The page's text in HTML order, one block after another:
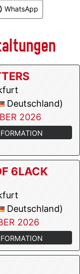
WhatsApp
Deutschland)
2026
6LACK
Deutschland)
2026